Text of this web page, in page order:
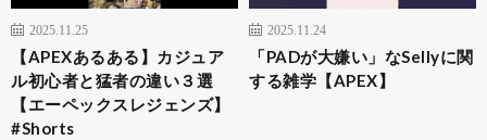
2025.11.25
【APEXあるある】カジュア
ル初心者と猛者の違い３選
【エーペックスレジェンズ】
#Shorts
2025.11.24
「PADが大嫌い」なSellyに関
する雑学【APEX】